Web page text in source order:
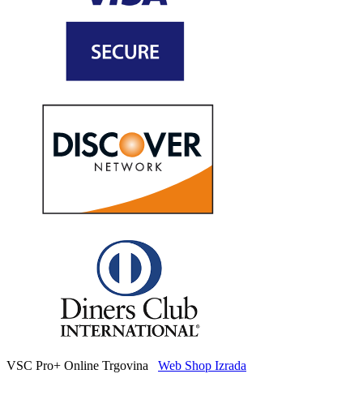
VSC Pro+ Online Trgovina Web Shop Izrada